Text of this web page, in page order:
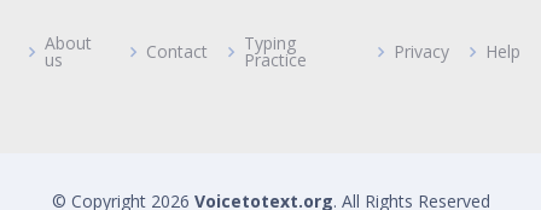
About
us Contact Typing
Practice Privacy Help
© Copyright 2026 Voicetotext.org. All Rights Reserved